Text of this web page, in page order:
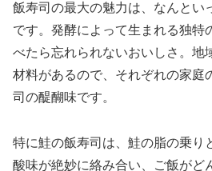
飯寿司の最大の魅力は、なんとい
です。発酵によって生まれる独特
べたら忘れられないおいしさ。地
材料があるので、それぞれの家庭
司の醍醐味です。
特に鮭の飯寿司は、鮭の脂の乗り
酸味が絶妙に絡み合い、ご飯がど